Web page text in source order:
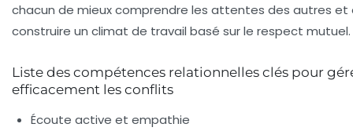
chacun de mieux comprendre les attentes des autres et
construire un climat de travail basé sur le respect mutuel.
Liste des compétences relationnelles clés pour
efficacement les conflits
Écoute active et empathie